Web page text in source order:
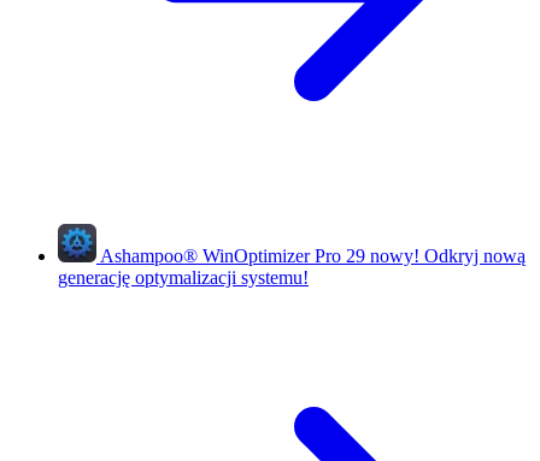
Ashampoo® WinOptimizer Pro 29 nowy! Odkryj nową
generację optymalizacji systemu!